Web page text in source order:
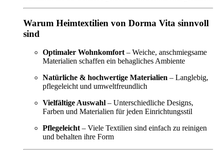
Warum Heimtextilien von Dorma Vita sinnvoll
sind
Optimaler Wohnkomfort – Weiche, anschmiegsame
Materialien schaffen ein behagliches Ambiente
Natürliche & hochwertige Materialien – Langlebig,
pflegeleicht und umweltfreundlich
Vielfältige Auswahl – Unterschiedliche Designs,
Farben und Materialien für jeden Einrichtungsstil
Pflegeleicht – Viele Textilien sind einfach zu reinigen
und behalten ihre Form